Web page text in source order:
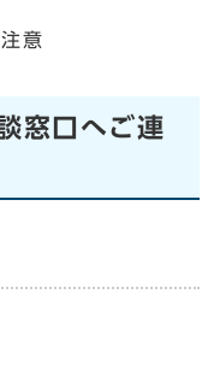
意
窓口へご連